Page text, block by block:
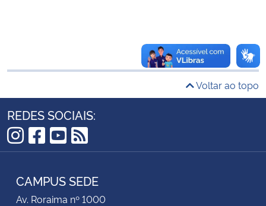
Secretaria-Geral
Gabinete de Segurança Institucional
Banco Central do Brasil
Voltar ao topo
REDES SOCIAIS:
Instagram
Facebook
YouTube
RSS
CAMPUS SEDE
Av. Roraima nº 1000